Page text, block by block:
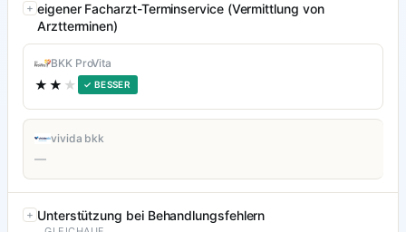
eigener Facharzt-Terminservice (Vermittlung von
Arztterminen)
BKK ProVita
★★ ★ ✓ BESSER
vivida bkk
—
Unterstützung bei Behandlungsfehlern